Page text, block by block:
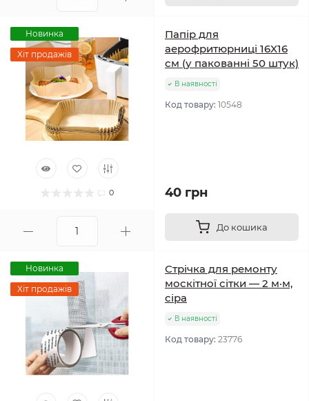
Новинка
Хіт продажів
0
Папір для
аерофритюрниці 16X16
см (у пакованні 50 штук)
В наявності
Код товару: 10548
40 грн
До кошика
Новинка
Хіт продажів
Стрічка для ремонту
москітної сітки — 2 м·м,
сіра
В наявності
Код товару: 23776